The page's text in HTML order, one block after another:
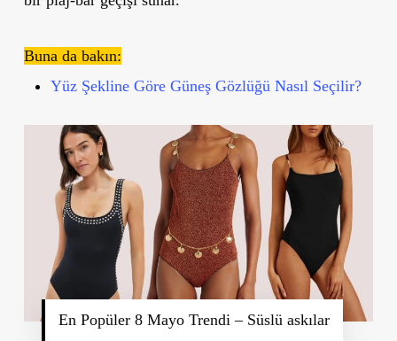
Buna da bakın:
Yüz Şekline Göre Güneş Gözlüğü Nasıl Seçilir?
En Popüler 8 Mayo Trendi – Süslü askılar